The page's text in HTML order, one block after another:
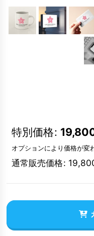
特別価格:
オプションにより価格が変
通常販売価格: